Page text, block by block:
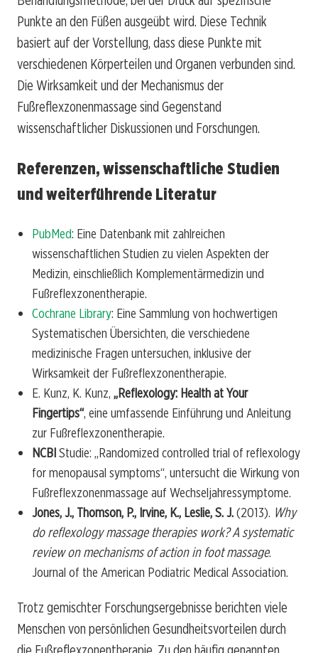
Punkte an den Füßen ausgeübt wird. Diese Technik
basiert auf der Vorstellung, dass diese Punkte mit
verschiedenen Körperteilen und Organen verbunden sind.
Die Wirksamkeit und der Mechanismus der
Fußreflexzonenmassage sind Gegenstand
wissenschaftlicher Diskussionen und Forschungen.
Referenzen, wissenschaftliche Studien
und weiterführende Literatur
PubMed: Eine Datenbank mit zahlreichen
wissenschaftlichen Studien zu vielen Aspekten der
Medizin, einschließlich Komplementärmedizin und
Fußreflexzonentherapie.
Cochrane Library: Eine Sammlung von hochwertigen
Systematischen Übersichten, die verschiedene
medizinische Fragen untersuchen, inklusive der
Wirksamkeit der Fußreflexzonentherapie.
E. Kunz, K. Kunz, „Reflexology: Health at Your
Fingertips“, eine umfassende Einführung und Anleitung
zur Fußreflexzonentherapie.
NCBIStudie: „Randomized controlled trial of reflexology
for menopausal symptoms“, untersucht die Wirkung von
Fußreflexzonenmassage auf Wechseljahressymptome.
Jones, J., Thomson, P., Irvine, K., Leslie, S. J.(2013). Why
do reflexology massage therapies work? A systematic
review on mechanisms of action in foot massage.
Journal of the American Podiatric Medical Association.
Trotz gemischter Forschungsergebnisse berichten viele
Menschen von persönlichen Gesundheitsvorteilen durch